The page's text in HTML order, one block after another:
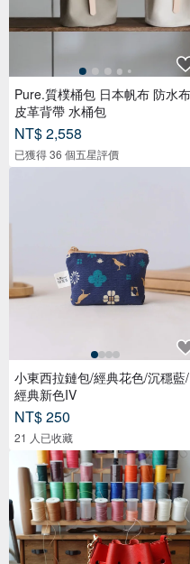
Pure.質樸桶包 日本帆布 防水布
皮革背帶 水桶包
NT$ 2,558
已獲得 36 個五星評價
小東西拉鏈包/經典花色/沉穩藍/
經典新色IV
NT$ 250
21 人已收藏